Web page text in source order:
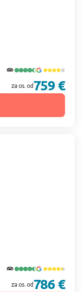
za os. od 759 €
za os. od 786 €